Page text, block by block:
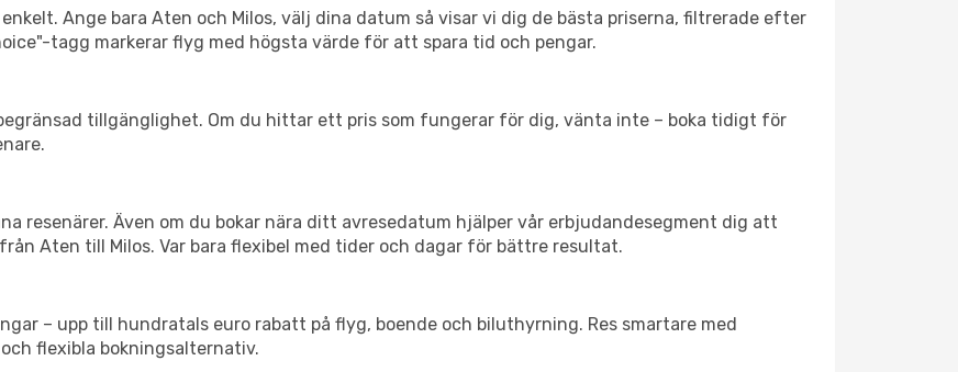
Ange bara Aten och Milos, välj dina datum så visar vi dig de bästa priserna, filtrerade efter
tagg markerar flyg med högsta värde för att spara tid och pengar.
tillgänglighet. Om du hittar ett pris som fungerar för dig, vänta inte – boka tidigt för
resenärer. Även om du bokar nära ditt avresedatum hjälper vår erbjudandesegment dig att
Aten till Milos. Var bara flexibel med tider och dagar för bättre resultat.
– upp till hundratals euro rabatt på flyg, boende och biluthyrning. Res smartare med
flexibla bokningsalternativ.